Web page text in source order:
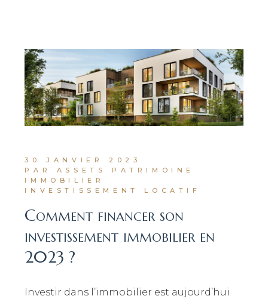
30 JANVIER 2023
PAR ASSETS PATRIMOINE
IMMOBILIER
INVESTISSEMENT LOCATIF
Comment financer son
investissement immobilier en
2023 ?
Investir dans l’immobilier est aujourd’hui